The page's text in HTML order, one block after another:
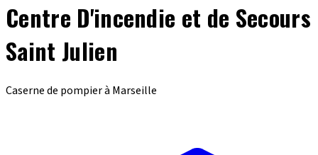
Centre D'incendie et de Secours
Saint Julien
Caserne de pompier à Marseille